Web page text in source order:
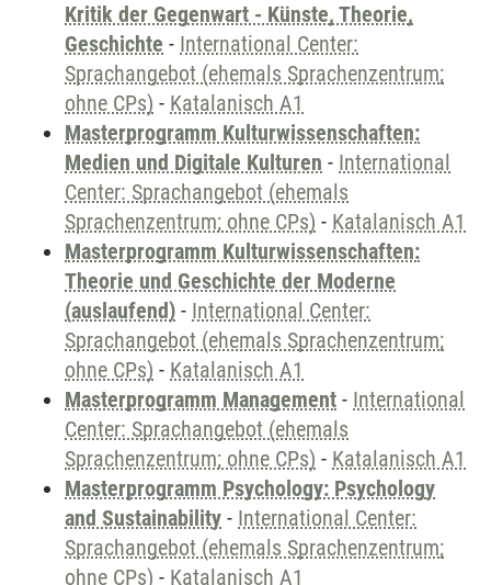
Kritik der Gegenwart - Künste, Theorie,
Geschichte - International Center:
Sprachangebot (ehemals Sprachenzentrum;
ohne CPs) - Katalanisch A1
Masterprogramm Kulturwissenschaften:
Medien und Digitale Kulturen - International
Center: Sprachangebot (ehemals
Sprachenzentrum; ohne CPs) - Katalanisch A1
Masterprogramm Kulturwissenschaften:
Theorie und Geschichte der Moderne
(auslaufend) - International Center:
Sprachangebot (ehemals Sprachenzentrum;
ohne CPs) - Katalanisch A1
Masterprogramm Management - International
Center: Sprachangebot (ehemals
Sprachenzentrum; ohne CPs) - Katalanisch A1
Masterprogramm Psychology: Psychology
and Sustainability - International Center:
Sprachangebot (ehemals Sprachenzentrum;
ohne CPs) - Katalanisch A1